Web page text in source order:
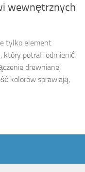
wewnętrznych
tylko element
który potrafi odmienić
drewnianej
kolorów sprawiają,